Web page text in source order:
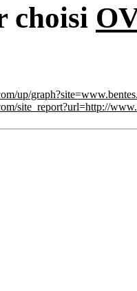
choisi
up/
site_report?url=http://